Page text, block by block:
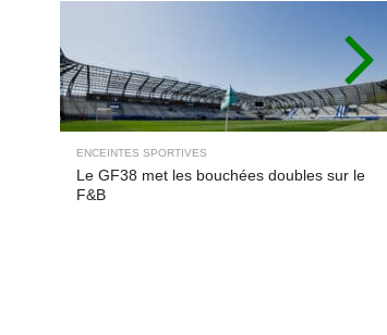
ENCEINTES SPORTIVES
Le GF38 met les bouchées doubles sur le
F&B